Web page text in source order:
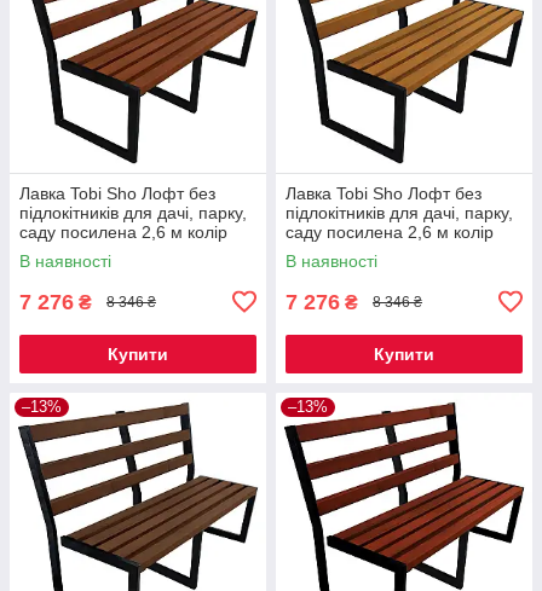
Лавка Tobi Sho Лофт без
підлокітників для дачі, парку,
саду посилена 2,6 м колір
макасар
В наявності
7 276 ₴ 8 346 ₴
Купити
Лавка Tobi Sho Лофт без
підлокітників для дачі, парку,
саду посилена 2,6 м колір
дуб
В наявності
7 276 ₴ 8 346 ₴
Купити
–13% –13%